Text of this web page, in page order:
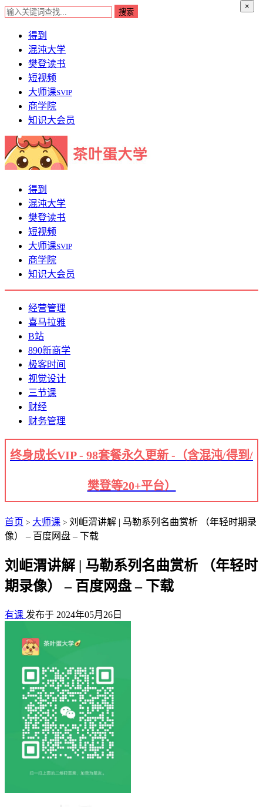
×
得到
混沌大学
樊登读书
短视频
大师课SVIP
商学院
知识大会员
得到
混沌大学
樊登读书
短视频
大师课SVIP
商学院
知识大会员
经营管理
喜马拉雅
B站
890新商学
极客时间
视觉设计
三节课
财经
财务管理
终身成长VIP - 98套餐永久更新 -（含混沌/得到/
樊登等20+平台）
首页 > 大师课 > 刘岠渭讲解 | 马勒系列名曲赏析 （年轻时期录
像） – 百度网盘 – 下载
刘岠渭讲解 | 马勒系列名曲赏析 （年轻时
期录像） – 百度网盘 – 下载
有课 发布于 2024年05月26日